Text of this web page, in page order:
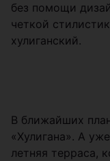
без помощи
четкой
хулиганский.
В ближайших
«Хулигана». А
летняя терраса,